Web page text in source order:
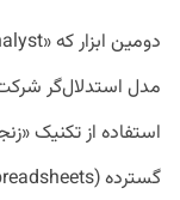
استفاده از تکنیک